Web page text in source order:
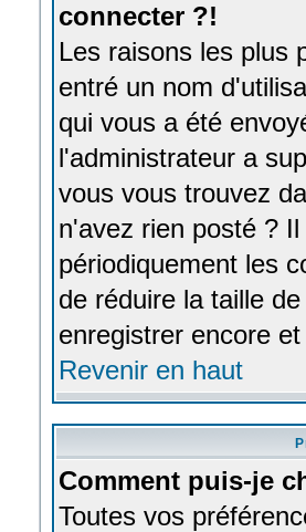
connecter ?!
Les raisons les plus
entré un nom
qui vous a été
l'administrateur a
vous vous trouvez
n'avez rien posté ?
périodiquement les
de réduire la taille
enregistrer encore
Revenir en haut
Comment puis-je
Toutes vos